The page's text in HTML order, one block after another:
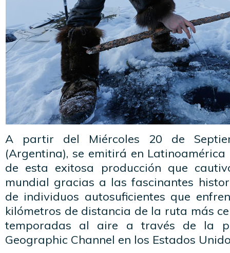
A partir del Miércoles 20 de
(Argentina), se emitirá en
de esta exitosa producción que
mundial gracias a las fascinantes
de individuos autosuficientes que
kilómetros de distancia de la ruta más
temporadas al aire a través de la
Geographic Channel en los Estados